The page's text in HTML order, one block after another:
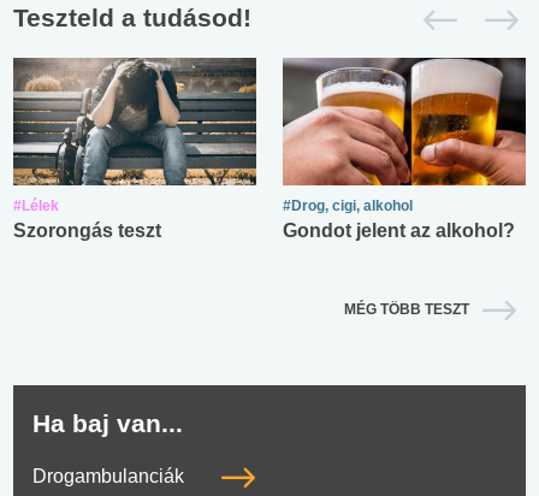
Teszteld a tudásod!
#Lélek
Szorongás teszt
#Drog, cigi, alkohol
Gondot jelent az alkohol?
MÉG TÖBB TESZT
Ha baj van...
Drogambulanciák